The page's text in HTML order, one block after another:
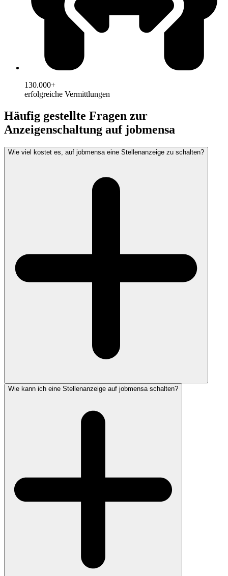
130.000+
erfolgreiche Vermittlungen
Häufig gestellte Fragen zur
Anzeigenschaltung auf jobmensa
Wie viel kostet es, auf jobmensa eine Stellenanzeige zu schalten?
Wie kann ich eine Stellenanzeige auf jobmensa schalten?